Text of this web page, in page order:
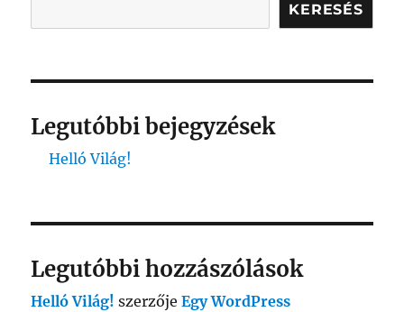
KERESÉS
Legutóbbi bejegyzések
Helló Világ!
Legutóbbi hozzászólások
Helló Világ! szerzőjeEgy WordPress